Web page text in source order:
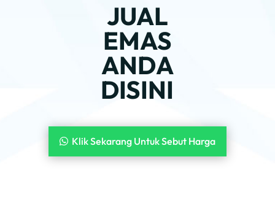
JUAL
EMAS
ANDA
DISINI
Klik Sekarang Untuk Sebut Harga